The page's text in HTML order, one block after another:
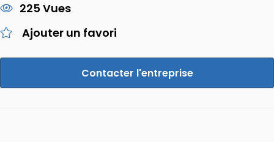
225 Vues
Ajouter un favori
Contacter l'entreprise